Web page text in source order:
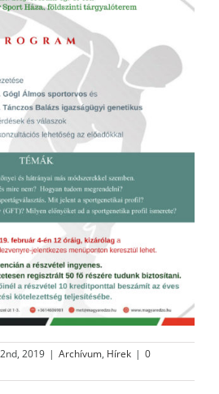
2019 | Archívum, Hírek | 0